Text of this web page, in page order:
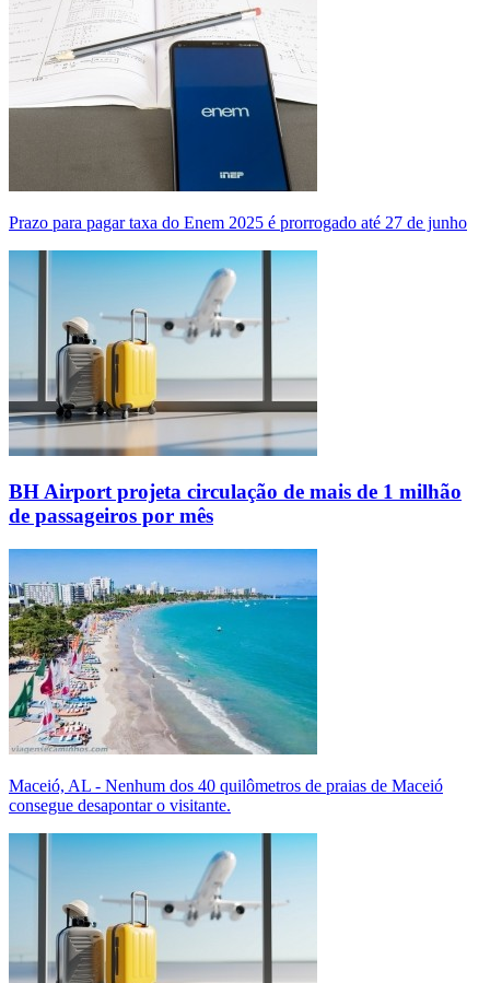
Prazo para pagar taxa do Enem 2025 é prorrogado até 27 de junho
BH Airport projeta circulação de mais de 1 milhão
de passageiros por mês
Maceió, AL - Nenhum dos 40 quilômetros de praias de Maceió
consegue desapontar o visitante.